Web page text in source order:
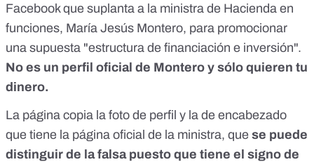
Facebook que suplanta a la ministra de Hacienda en
funciones, María Jesús Montero, para promocionar
una supuesta "estructura de financiación e inversión".
No es un perfil oficial de Montero y sólo quieren tu
dinero.
La página copia la foto de perfil y la de encabezado
que tiene la página oficial de la ministra, que se puede
distinguir de la falsa puesto que tiene el signo de